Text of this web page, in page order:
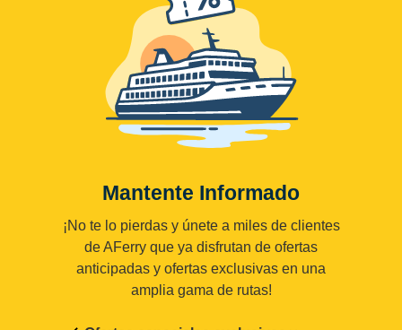
Mantente Informado
¡No te lo pierdas y únete a miles de clientes
de AFerry que ya disfrutan de ofertas
anticipadas y ofertas exclusivas en una
amplia gama de rutas!